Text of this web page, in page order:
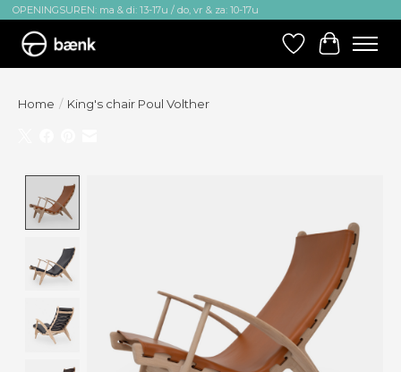
OPENINGSUREN: ma & di: 13-17u / do, vr & za: 10-17u
Verlanglijst
Home / King's chair Poul Volther